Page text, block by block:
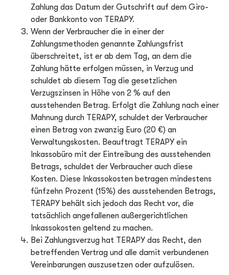
Zahlung das Datum der Gutschrift auf dem Giro-
oder Bankkonto von TERAPY.
Wenn der Verbraucher die in einer der
Zahlungsmethoden genannte Zahlungsfrist
überschreitet, ist er ab dem Tag, an dem die
Zahlung hätte erfolgen müssen, in Verzug und
schuldet ab diesem Tag die gesetzlichen
Verzugszinsen in Höhe von 2 % auf den
ausstehenden Betrag. Erfolgt die Zahlung nach einer
Mahnung durch TERAPY, schuldet der Verbraucher
einen Betrag von zwanzig Euro (20 €) an
Verwaltungskosten. Beauftragt TERAPY ein
Inkassobüro mit der Eintreibung des ausstehenden
Betrags, schuldet der Verbraucher auch diese
Kosten. Diese Inkassokosten betragen mindestens
fünfzehn Prozent (15%) des ausstehenden Betrags,
TERAPY behält sich jedoch das Recht vor, die
tatsächlich angefallenen außergerichtlichen
Inkassokosten geltend zu machen.
Bei Zahlungsverzug hat TERAPY das Recht, den
betreffenden Vertrag und alle damit verbundenen
Vereinbarungen auszusetzen oder aufzulösen.